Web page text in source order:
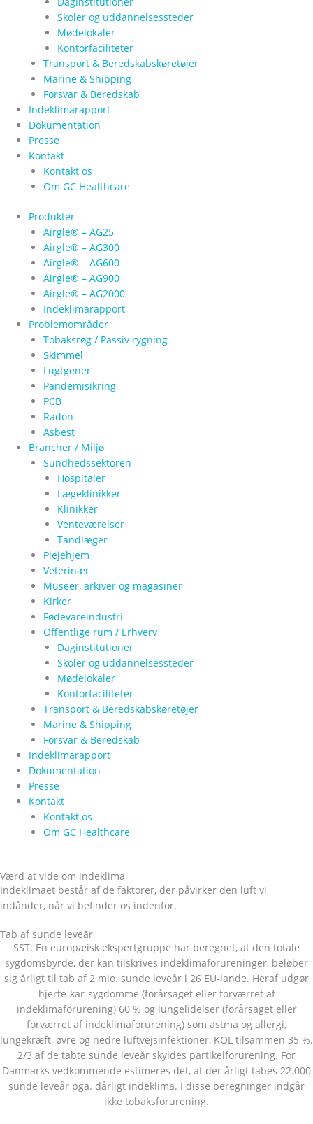
Skoler og uddannelsessteder
Mødelokaler
Kontorfaciliteter
Transport & Beredskabskøretøjer
Marine & Shipping
Forsvar & Beredskab
Indeklimarapport
Dokumentation
Presse
Kontakt
Kontakt os
Om GC Healthcare
Produkter
Airgle® – AG25
Airgle® – AG300
Airgle® – AG600
Airgle® – AG900
Airgle® – AG2000
Indeklimarapport
Problemområder
Tobaksrøg / Passiv rygning
Skimmel
Lugtgener
Pandemisikring
PCB
Radon
Asbest
Brancher / Miljø
Sundhedssektoren
Hospitaler
Lægeklinikker
Klinikker
Venteværelser
Tandlæger
Plejehjem
Veterinær
Museer, arkiver og magasiner
Kirker
Fødevareindustri
Offentlige rum / Erhverv
Daginstitutioner
Skoler og uddannelsessteder
Mødelokaler
Kontorfaciliteter
Transport & Beredskabskøretøjer
Marine & Shipping
Forsvar & Beredskab
Indeklimarapport
Dokumentation
Presse
Kontakt
Kontakt os
Om GC Healthcare
Værd at vide om indeklima
Indeklimaet består af de faktorer, der påvirker den luft vi
indånder, når vi befinder os indenfor.
Tab af sunde leveår
SST: En europæisk ekspertgruppe har beregnet, at den totale
sygdomsbyrde, der kan tilskrives indeklimaforureninger, beløber
sig årligt til tab af 2 mio. sunde leveår i 26 EU-lande. Heraf udgør
hjerte-kar-sygdomme (forårsaget eller forværret af
indeklimaforurening) 60 % og lungelidelser (forårsaget eller
forværret af indeklimaforurening) som astma og allergi,
lungekræft, øvre og nedre luftvejsinfektioner, KOL tilsammen 35 %.
2/3 af de tabte sunde leveår skyldes partikelforurening. For
Danmarks vedkommende estimeres det, at der årligt tabes 22.000
sunde leveår pga. dårligt indeklima. I disse beregninger indgår
ikke tobaksforurening.